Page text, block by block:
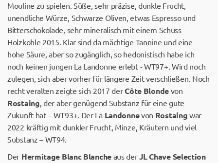
Mouline zu spielen. Süße, sehr präzise, dunkle Frucht,
unendliche Würze, Schwarze Oliven, etwas Espresso und
Bitterschokolade, sehr mineralisch mit einem Schuss
Holzkohle 2015. Klar sind da mächtige Tannine und eine
hohe Säure, aber so zugänglich, so hedonistisch habe ich
noch keinen jungen La Landonne erlebt - WT97+. Wird noch
zulegen, sich aber vorher für längere Zeit verschließen. Noch
recht veralten zeigte sich 2017 derCôte Blondevon
Rostaing, der aber genügend Substanz für eine gute
Zukunft hat – WT93+. Der La Landonnevon Rostaing war
2022 kräftig mit dunkler Frucht, Minze, Kräutern und viel
Substanz – WT94.
Der Hermitage Blanc Blancheaus derJL Chave Selection